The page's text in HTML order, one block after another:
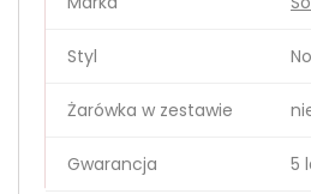
Styl
Żarówka w zestawie
Gwarancja 5